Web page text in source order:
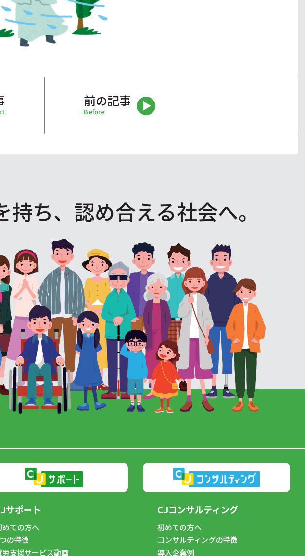
前の記事
Before
持ち、認め合える社会へ。
サポート
めての方へ
の特徴
労支援サービス動画
CJコンサルティング
初めての方へ
コンサルティングの特徴
導入企業例